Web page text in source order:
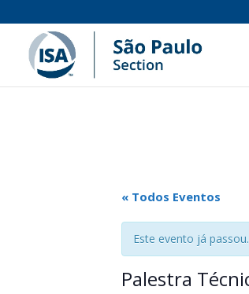
« Todos Eventos
Este evento já passou.
Palestra